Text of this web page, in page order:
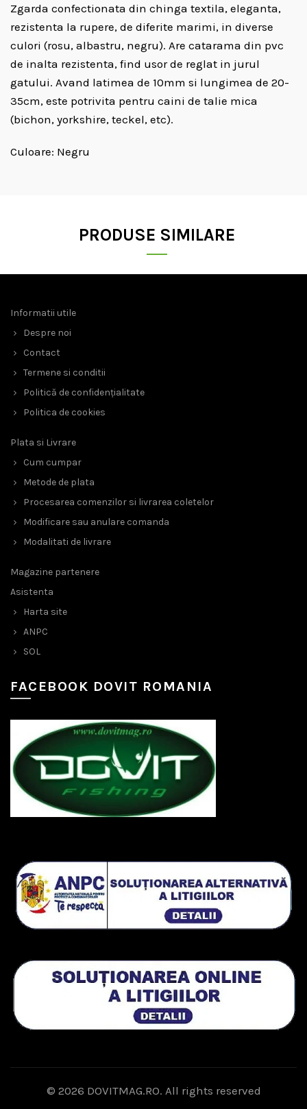
Zgarda confectionata din chinga textila, eleganta,
rezistenta la rupere, de diferite marimi, in diverse
culori (rosu, albastru, negru). Are catarama din pvc
de inalta rezistenta, find usor de reglat in jurul
gatului. Avand latimea de 10mm si lungimea de 20-
35cm, este potrivita pentru caini de talie mica
(bichon, yorkshire, teckel, etc).
Culoare: Negru
PRODUSE SIMILARE
Informatii utile
Despre noi
Contact
Termene si conditii
Politică de confidențialitate
Politica de cookies
Plata si Livrare
Cum cumpar
Metode de plata
Procesarea comenzilor si livrarea coletelor
Modificare sau anulare comanda
Modalitati de livrare
Magazine partenere
Asistenta
Harta site
ANPC
SOL
FACEBOOK DOVIT ROMANIA
© 2026 DOVITMAG.RO. All rights reserved